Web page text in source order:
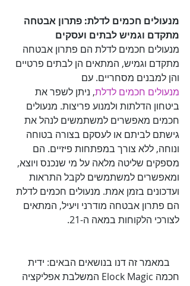
מנעולים חכמים לדלת: פתרון אבטחה
מתקדם וגמיש לבתים ועסקים
מנעולים חכמים לדלת הם פתרון אבטחה
מתקדם וגמיש, המתאים הן לבתים פרטיים
והן למבנים מסחריים. עם
מנעולים חכמים לדלת, ניתן לשפר את
ביטחון הדלתות ולמנוע פריצות. מנעולים
חכמים מאפשרים למשתמשים לנהל את
גישתם לביתם או לעסקם בצורה בטוחה
ונוחה, ללא צורך במפתחות פיזיים. הם
מספקים שליטה מלאה על מי שנכנס ויוצא,
ומאפשרים למשתמשים לקבל התראות
ועדכונים בזמן אמת. מנעולים חכמים לדלת
הם פתרון אבטחה מודרני ויעיל, המתאים
לצורכי הלקוחות במאה ה-21.
    במאמר זה דנו בנושאים הבאים: ידית
חכמה Elock Magic המשלבת אפליקציה